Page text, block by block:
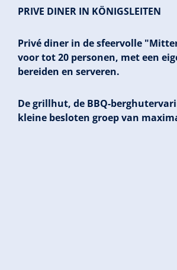
PRIVE DINER IN KÖNIGSLEITEN
Privé diner in de sfeervolle
voor tot 20 personen, met een
bereiden en serveren.
De grillhut, de BBQ-
kleine besloten groep van